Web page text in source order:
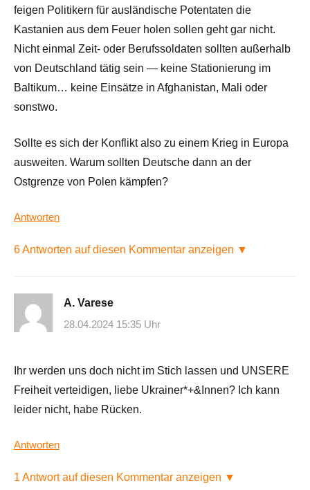
feigen Politikern für ausländische Potentaten die
Kastanien aus dem Feuer holen sollen geht gar nicht.
Nicht einmal Zeit- oder Berufssoldaten sollten außerhalb
von Deutschland tätig sein — keine Stationierung im
Baltikum… keine Einsätze in Afghanistan, Mali oder
sonstwo.
Sollte es sich der Konflikt also zu einem Krieg in Europa
ausweiten. Warum sollten Deutsche dann an der
Ostgrenze von Polen kämpfen?
Antworten
6 Antworten auf diesen Kommentar anzeigen ▼
A. Varese
28.04.2024 15:35 Uhr
Ihr werden uns doch nicht im Stich lassen und UNSERE
Freiheit verteidigen, liebe Ukrainer*+&Innen? Ich kann
leider nicht, habe Rücken.
Antworten
1 Antwort auf diesen Kommentar anzeigen ▼